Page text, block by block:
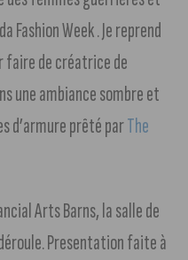
Fashion Week . Je reprend
faire de créatrice de
une ambiance sombre et
d’armure prêté parThe
Arts Barns, la salle de
Presentation faite à